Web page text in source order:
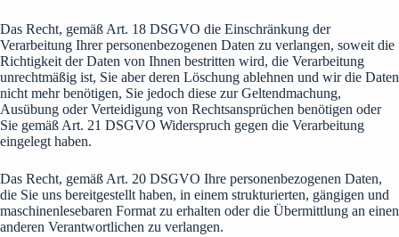
Das Recht, gemäß Art. 18 DSGVO die Einschränkung der
Verarbeitung Ihrer personenbezogenen Daten zu verlangen, soweit die
Richtigkeit der Daten von Ihnen bestritten wird, die Verarbeitung
unrechtmäßig ist, Sie aber deren Löschung ablehnen und wir die Daten
nicht mehr benötigen, Sie jedoch diese zur Geltendmachung,
Ausübung oder Verteidigung von Rechtsansprüchen benötigen oder
Sie gemäß Art. 21 DSGVO Widerspruch gegen die Verarbeitung
eingelegt haben.
Das Recht, gemäß Art. 20 DSGVO Ihre personenbezogenen Daten,
die Sie uns bereitgestellt haben, in einem strukturierten, gängigen und
maschinenlesebaren Format zu erhalten oder die Übermittlung an einen
anderen Verantwortlichen zu verlangen.